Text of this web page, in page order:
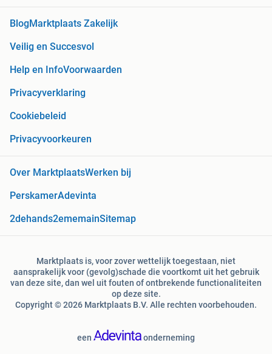
Blog Marktplaats Zakelijk
Veilig en Succesvol
Help en InfoVoorwaarden
Privacyverklaring
Cookiebeleid
Privacyvoorkeuren
Over MarktplaatsWerken bij
PerskamerAdevinta
2dehands2ememainSitemap
Marktplaats is, voor zover wettelijk toegestaan, niet
aansprakelijk voor (gevolg)schade die voortkomt uit het gebruik
van deze site, dan wel uit fouten of ontbrekende functionaliteiten
op deze site.
Copyright © 2026 Marktplaats B.V. Alle rechten voorbehouden.
een onderneming